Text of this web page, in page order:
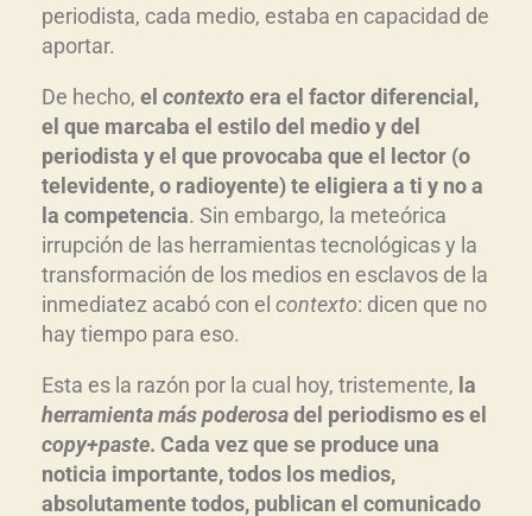
periodista, cada medio, estaba en capacidad de
aportar.
De hecho, el contextoera el factor diferencial,
el que marcaba el estilo del medio y del
periodista y el que provocaba que el lector (o
televidente, o radioyente) te eligiera a ti y no a
la competencia. Sin embargo, la meteórica
irrupción de las herramientas tecnológicas y la
transformación de los medios en esclavos de la
inmediatez acabó con el contexto: dicen que no
hay tiempo para eso.
Esta es la razón por la cual hoy, tristemente, la
herramienta más poderosadel periodismo es el
copy+paste. Cada vez que se produce una
noticia importante, todos los medios,
absolutamente todos, publican el comunicado